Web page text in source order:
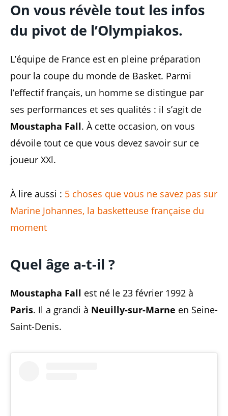
On vous révèle tout les infos
du pivot de l’Olympiakos.
L’équipe de France est en pleine préparation
pour la coupe du monde de Basket. Parmi
l’effectif français, un homme se distingue par
ses performances et ses qualités : il s’agit de
Moustapha Fall. À cette occasion, on vous
dévoile tout ce que vous devez savoir sur ce
joueur XXl.
À lire aussi : 5 choses que vous ne savez pas sur
Marine Johannes, la basketteuse française du
moment
Quel âge a-t-il ?
Moustapha Fall est né le 23 février 1992 à
Paris. Il a grandi à Neuilly-sur-Marne en Seine-
Saint-Denis.